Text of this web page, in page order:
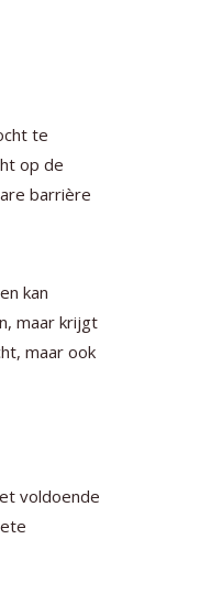
te
op de
barrière
kan
maar krijgt
maar ook
voldoende